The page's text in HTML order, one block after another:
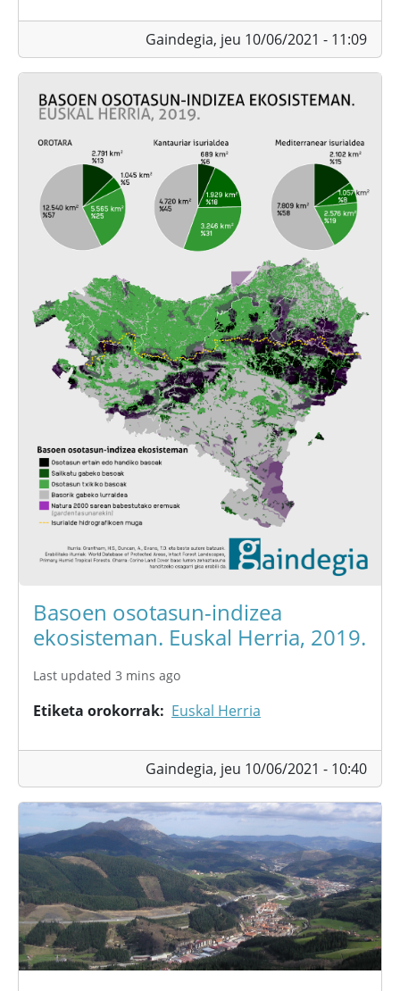
Gaindegia, jeu 10/06/2021 - 11:09
Basoen osotasun-indizea
ekosisteman. Euskal Herria, 2019.
Last updated 3 mins ago
Etiketa orokorrak Euskal Herria
Gaindegia, jeu 10/06/2021 - 10:40